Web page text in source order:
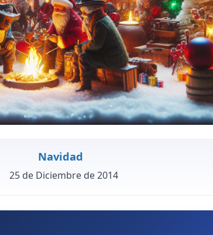
Navidad
25 de Diciembre de 2014